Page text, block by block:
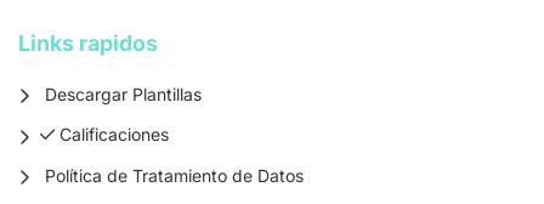
Links rapidos
Descargar Plantillas
Calificaciones
Calificaciones
Política de Tratamiento de Datos